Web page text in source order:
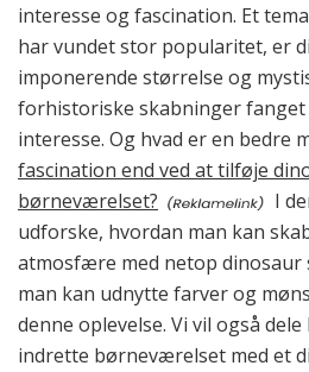
interesse og fascination. Et
har vundet stor popularitet, er
imponerende størrelse og
forhistoriske skabninger fanget
interesse. Og hvad er en bedre
fascination end ved at tilføje
børneværelset?
I
udforske, hvordan man kan
atmosfære med netop dinosaur
man kan udnytte farver og
denne oplevelse. Vi vil også
indrette børneværelset med et